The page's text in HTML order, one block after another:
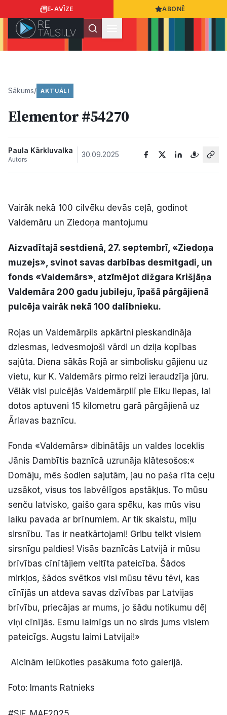
E-AVĪZE ABONĒ
Ziņas
Sabiedrība
Sports
Kultūra
Bizness
Video
Vieta
Sludinājumi
Reklāma
Politiskā reklāma
Par mums
Kontakti
Ziņo redakcijai
Facebook Instagram YouTube
E-avīze
Sākums/ AKTUĀLI
Elementor #54270
Paula Kārkluvalka
Autors
30.09.2025
Vairāk nekā 100 cilvēku devās ceļā, godinot
Valdemāru un Ziedoņa mantojumu
Aizvadītajā sestdienā, 27. septembrī, «Ziedoņa
muzejs», svinot savas darbības desmitgadi, un
fonds «Valdemārs», atzīmējot dižgara Krišjāņa
Valdemāra 200 gadu jubileju, īpašā pārgājienā
pulcēja vairāk nekā 100 dalībnieku.
Rojas un Valdemārpils apkārtni pieskandināja
dziesmas, iedvesmojoši vārdi un dziļa kopības
sajūta. Diena sākās Rojā ar simbolisku gājienu uz
vietu, kur K. Valdemārs pirmo reizi ieraudzīja jūru.
Vēlāk visi pulcējās Valdemārpilī pie Elku liepas, lai
dotos aptuveni 15 kilometru garā pārgājienā uz
Ārlavas baznīcu.
Fonda «Valdemārs» dibinātājs un valdes loceklis
Jānis Dambītis baznīcā uzrunāja klātesošos:«
Domāju, mēs šodien sajutām, jau no paša rīta ceļu
uzsākot, visus tos labvēlīgos apstākļus. To mūsu
senču latvisko, gaišo gara spēku, kas mūs visu
laiku pavada ar brīnumiem. Ar tik skaistu, mīļu
sirsnību. Tas ir neatkārtojami! Gribu teikt visiem
sirsnīgu paldies! Visās baznīcās Latvijā ir mūsu
brīvības cīnītājiem veltīta pateicība. Šādos
mirkļos, šādos svētkos visi mūsu tēvu tēvi, kas
cīnījās un atdeva savas dzīvības par Latvijas
brīvību, priecājas ar mums, jo šādu notikumu dēļ
viņi cīnījās. Esmu laimīgs un no sirds jums visiem
pateicīgs. Augstu laimi Latvijai!»
Aicinām ielūkoties pasākuma foto galerijā.
Foto: Imants Ratnieks